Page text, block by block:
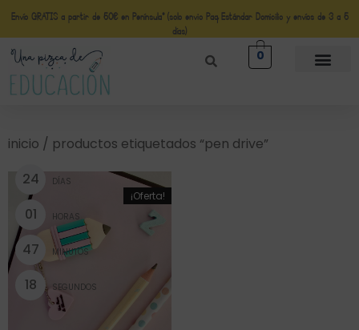
Envío GRATIS a partir de 50€ en Península* (solo envio Paq Estándar Domicilio y envíos de 3 a 5
días)
0
inicio / productos etiquetados “pen drive”
¡Oferta!
24 DÍAS
01 HORAS
47 MINUTOS
18 SEGUNDOS